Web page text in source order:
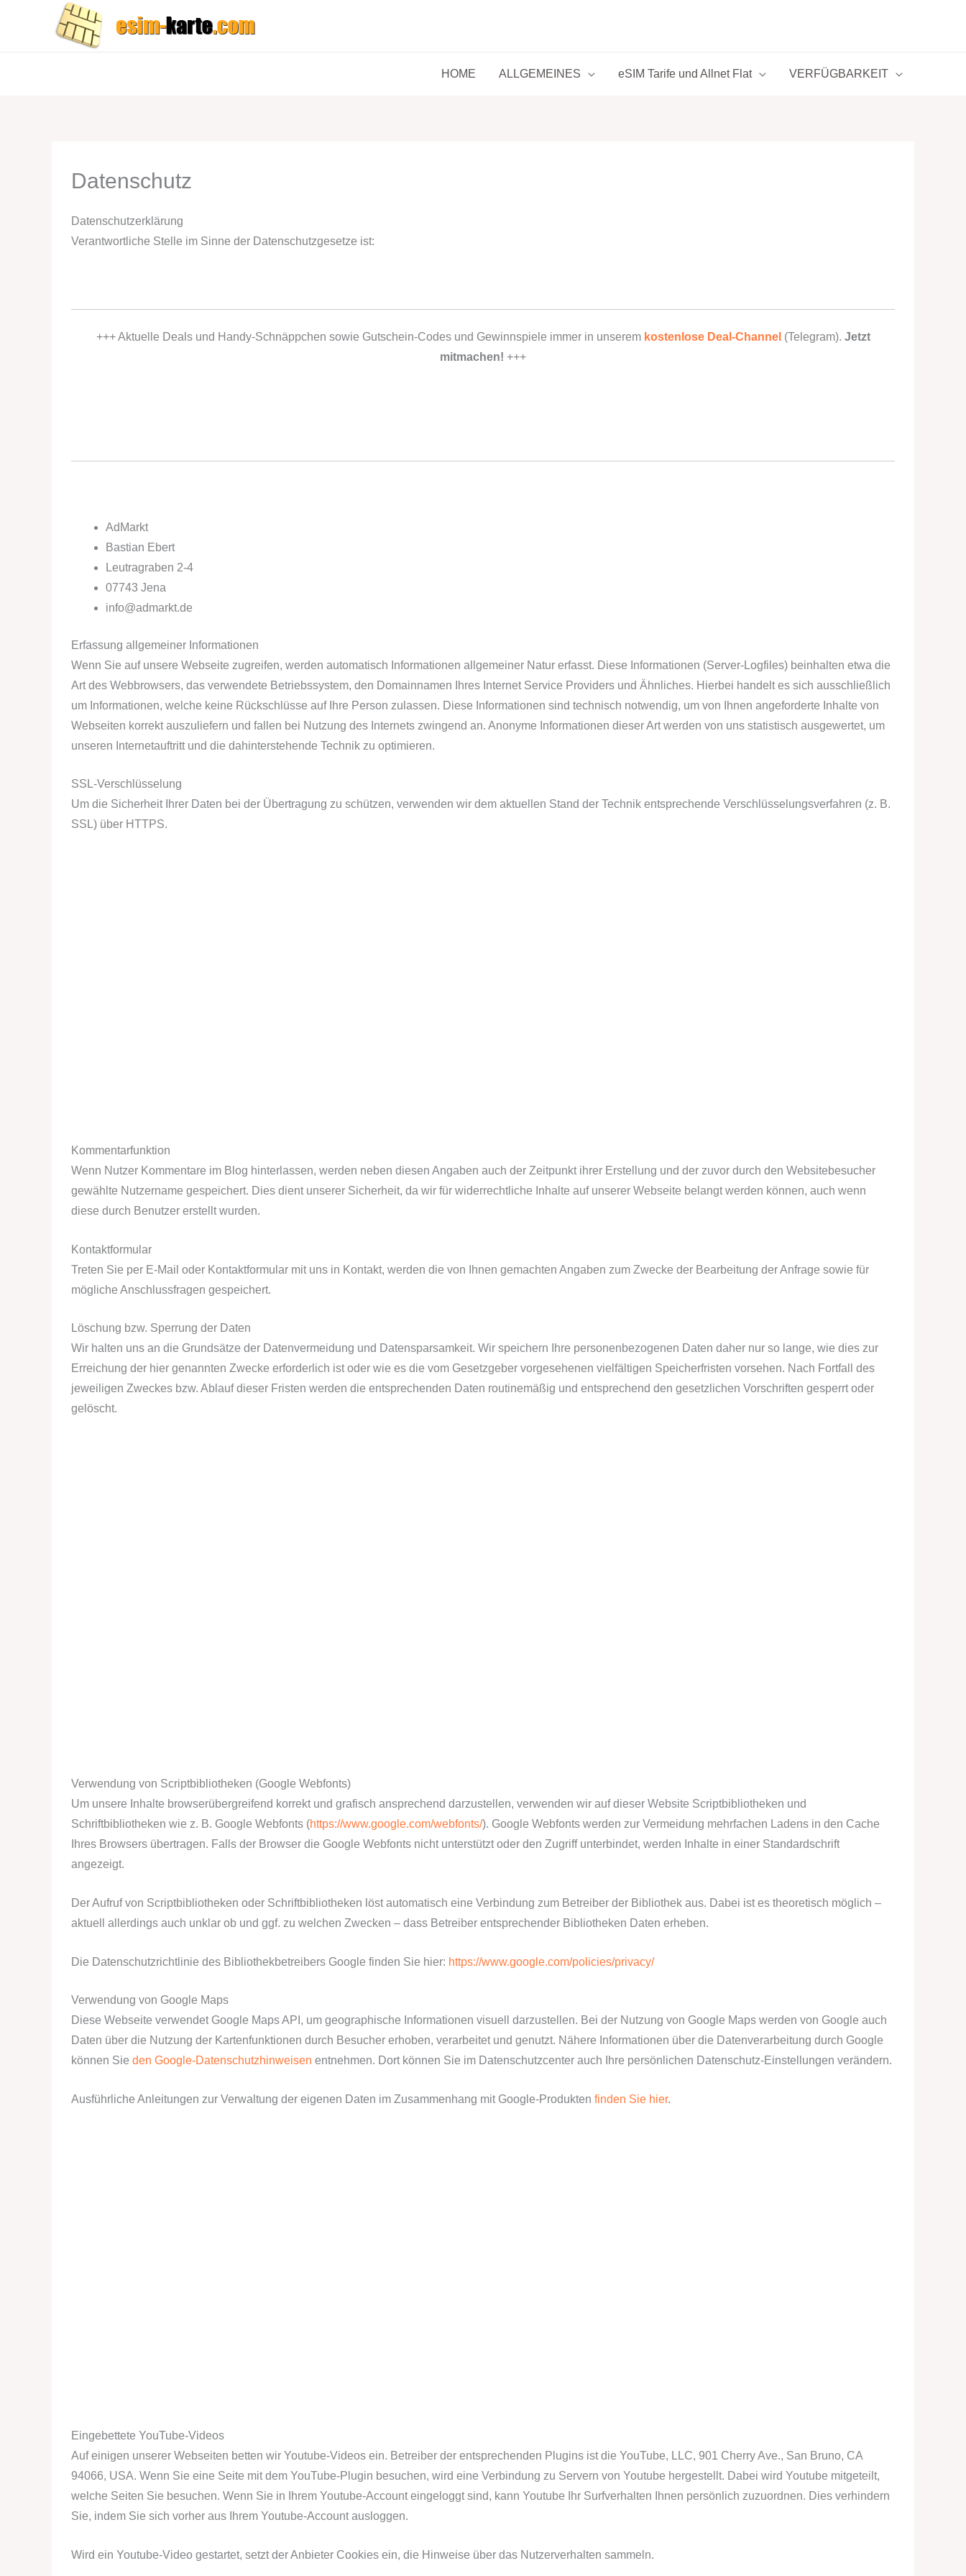
HOME
ALLGEMEINES eSIM Tarife und Allnet Flat VERFÜGBARKEIT
Datenschutz
Datenschutzerklärung
Verantwortliche Stelle im Sinne der Datenschutzgesetze ist:
+++ Aktuelle Deals und Handy-Schnäppchen sowie Gutschein-Codes und Gewinnspiele immer in unserem kostenlose Deal-Channel (Telegram). Jetzt
mitmachen! +++
AdMarkt
Bastian Ebert
Leutragraben 2-4
07743 Jena
info@admarkt.de
Erfassung allgemeiner Informationen
Wenn Sie auf unsere Webseite zugreifen, werden automatisch Informationen allgemeiner Natur erfasst. Diese Informationen (Server-Logfiles) beinhalten etwa die
Art des Webbrowsers, das verwendete Betriebssystem, den Domainnamen Ihres Internet Service Providers und Ähnliches. Hierbei handelt es sich ausschließlich
um Informationen, welche keine Rückschlüsse auf Ihre Person zulassen. Diese Informationen sind technisch notwendig, um von Ihnen angeforderte Inhalte von
Webseiten korrekt auszuliefern und fallen bei Nutzung des Internets zwingend an. Anonyme Informationen dieser Art werden von uns statistisch ausgewertet, um
unseren Internetauftritt und die dahinterstehende Technik zu optimieren.
SSL-Verschlüsselung
Um die Sicherheit Ihrer Daten bei der Übertragung zu schützen, verwenden wir dem aktuellen Stand der Technik entsprechende Verschlüsselungsverfahren (z. B.
SSL) über HTTPS.
Kommentarfunktion
Wenn Nutzer Kommentare im Blog hinterlassen, werden neben diesen Angaben auch der Zeitpunkt ihrer Erstellung und der zuvor durch den Websitebesucher
gewählte Nutzername gespeichert. Dies dient unserer Sicherheit, da wir für widerrechtliche Inhalte auf unserer Webseite belangt werden können, auch wenn
diese durch Benutzer erstellt wurden.
Kontaktformular
Treten Sie per E-Mail oder Kontaktformular mit uns in Kontakt, werden die von Ihnen gemachten Angaben zum Zwecke der Bearbeitung der Anfrage sowie für
mögliche Anschlussfragen gespeichert.
Löschung bzw. Sperrung der Daten
Wir halten uns an die Grundsätze der Datenvermeidung und Datensparsamkeit. Wir speichern Ihre personenbezogenen Daten daher nur so lange, wie dies zur
Erreichung der hier genannten Zwecke erforderlich ist oder wie es die vom Gesetzgeber vorgesehenen vielfältigen Speicherfristen vorsehen. Nach Fortfall des
jeweiligen Zweckes bzw. Ablauf dieser Fristen werden die entsprechenden Daten routinemäßig und entsprechend den gesetzlichen Vorschriften gesperrt oder
gelöscht.
Verwendung von Scriptbibliotheken (Google Webfonts)
Um unsere Inhalte browserübergreifend korrekt und grafisch ansprechend darzustellen, verwenden wir auf dieser Website Scriptbibliotheken und
Schriftbibliotheken wie z. B. Google Webfonts (https://www.google.com/webfonts/). Google Webfonts werden zur Vermeidung mehrfachen Ladens in den Cache
Ihres Browsers übertragen. Falls der Browser die Google Webfonts nicht unterstützt oder den Zugriff unterbindet, werden Inhalte in einer Standardschrift
angezeigt.
Der Aufruf von Scriptbibliotheken oder Schriftbibliotheken löst automatisch eine Verbindung zum Betreiber der Bibliothek aus. Dabei ist es theoretisch möglich –
aktuell allerdings auch unklar ob und ggf. zu welchen Zwecken – dass Betreiber entsprechender Bibliotheken Daten erheben.
Die Datenschutzrichtlinie des Bibliothekbetreibers Google finden Sie hier: https://www.google.com/policies/privacy/
Verwendung von Google Maps
Diese Webseite verwendet Google Maps API, um geographische Informationen visuell darzustellen. Bei der Nutzung von Google Maps werden von Google auch
Daten über die Nutzung der Kartenfunktionen durch Besucher erhoben, verarbeitet und genutzt. Nähere Informationen über die Datenverarbeitung durch Google
können Sie den Google-Datenschutzhinweisen entnehmen. Dort können Sie im Datenschutzcenter auch Ihre persönlichen Datenschutz-Einstellungen verändern.
Ausführliche Anleitungen zur Verwaltung der eigenen Daten im Zusammenhang mit Google-Produkten finden Sie hier.
Eingebettete YouTube-Videos
Auf einigen unserer Webseiten betten wir Youtube-Videos ein. Betreiber der entsprechenden Plugins ist die YouTube, LLC, 901 Cherry Ave., San Bruno, CA
94066, USA. Wenn Sie eine Seite mit dem YouTube-Plugin besuchen, wird eine Verbindung zu Servern von Youtube hergestellt. Dabei wird Youtube mitgeteilt,
welche Seiten Sie besuchen. Wenn Sie in Ihrem Youtube-Account eingeloggt sind, kann Youtube Ihr Surfverhalten Ihnen persönlich zuzuordnen. Dies verhindern
Sie, indem Sie sich vorher aus Ihrem Youtube-Account ausloggen.
Wird ein Youtube-Video gestartet, setzt der Anbieter Cookies ein, die Hinweise über das Nutzerverhalten sammeln.